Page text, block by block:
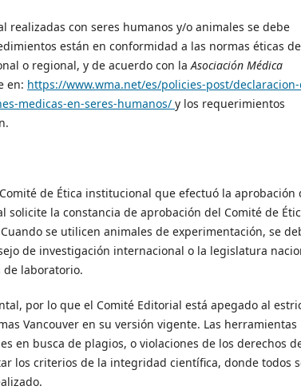
realizadas con seres humanos y/o animales se debe
están en conformidad a las normas éticas
o regional, y de acuerdo con laAsociación Médica
en: https://www.wma.net/es/policies-post/
medicas-en-seres-humanos/ y los requerimientos
de Ética institucional que efectuó la aprobación
solicite la constancia de aprobación del Comité de
se utilicen animales de experimentación, se
de investigación internacional o la legislatura
laboratorio.
por lo que el Comité Editorial está apegado al
Vancouver en su versión vigente. Las herramientas
en busca de plagios, o violaciones de los derechos
los criterios de la integridad científica, donde todos